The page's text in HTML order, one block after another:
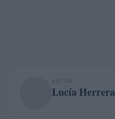
AUTOR
Lucía Herrera